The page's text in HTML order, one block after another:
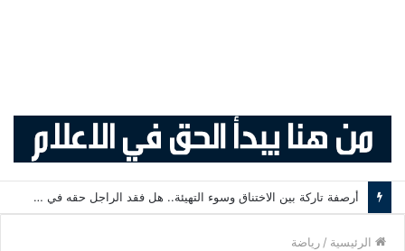
ليل يستعد لوداع أيوب بوعدي.. موهبة ريال مدريد على رادار النادي الفرنسي .
الرئيسية / رياضة